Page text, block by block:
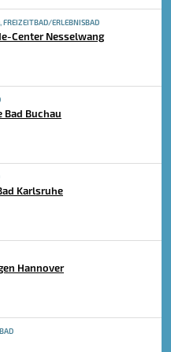
ERLEBNISBAD
Center Nesselwang
Buchau
Karlsruhe
Hannover